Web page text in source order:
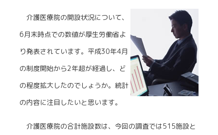
介護医療院の開設状況について、
6月末時点での数値が厚生労働省よ
り発表されています。平成30年4月
の制度開始から2年超が経過し、ど
の程度拡大したのでしょうか。統計
の内容に注目したいと思います。
介護医療院の合計施設数は、今回の調査では515施設と